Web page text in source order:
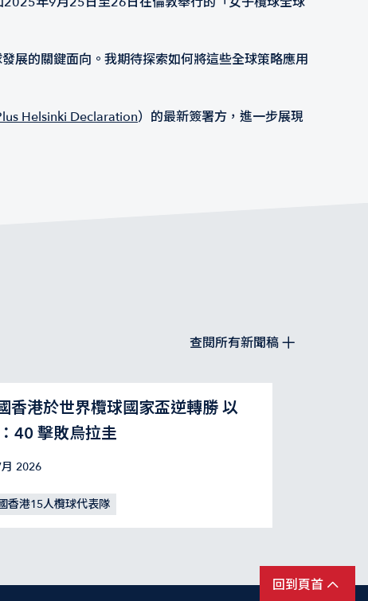
展的關鍵面向。我期待探索如何將這些全球策略應用
Helsinki Declaration）的最新簽署方，進一步展現
查閱所有新聞稿
香港於世界欖球國家盃逆轉勝 以
40 擊敗烏拉圭
2026
香港15人欖球代表隊
回到頁首